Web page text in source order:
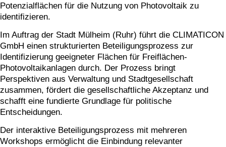
Potenzialflächen für die Nutzung von Photovoltaik zu
identifizieren.
Im Auftrag der Stadt Mülheim (Ruhr) führt die CLIMATICON
GmbH einen strukturierten Beteiligungsprozess zur
Identifizierung geeigneter Flächen für Freiflächen-
Photovoltaikanlagen durch. Der Prozess bringt
Perspektiven aus Verwaltung und Stadtgesellschaft
zusammen, fördert die gesellschaftliche Akzeptanz und
schafft eine fundierte Grundlage für politische
Entscheidungen.
Der interaktive Beteiligungsprozess mit mehreren
Workshops ermöglicht die Einbindung relevanter